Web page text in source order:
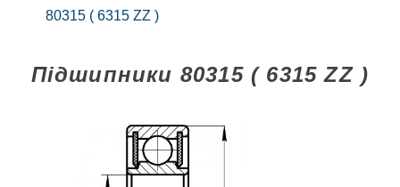
80315 ( 6315 ZZ )
Підшипники 80315 ( 6315 ZZ )